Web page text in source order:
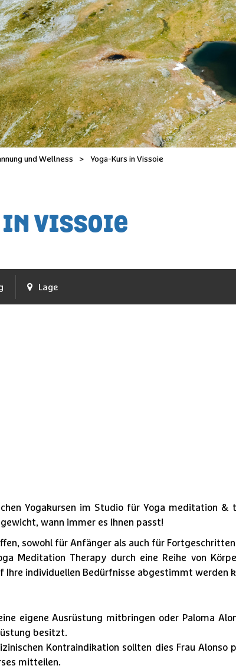
und Wellness > Yoga-Kurs in Vissoie
IN VISSOIE
Lage
Yogakursen im Studio für Yoga meditation &
wann immer es Ihnen passt!
sowohl für Anfänger als auch für
Meditation Therapy durch eine Reihe von
individuellen Bedürfnisse abgestimmt werden
eigene Ausrüstung mitbringen oder Paloma
besitzt.
Kontraindikation sollten dies Frau Alonso
mitteilen.